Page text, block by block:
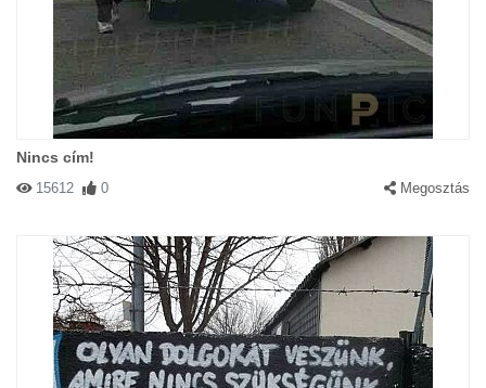
Nincs cím!
15612 0 Megosztás